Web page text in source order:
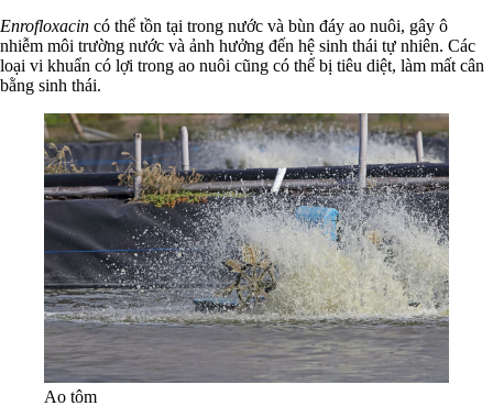
Enrofloxacin có thể tồn tại trong nước và bùn đáy ao nuôi, gây ô
nhiễm môi trường nước và ảnh hưởng đến hệ sinh thái tự nhiên. Các
loại vi khuẩn có lợi trong ao nuôi cũng có thể bị tiêu diệt, làm mất cân
bằng sinh thái.
Ao tôm